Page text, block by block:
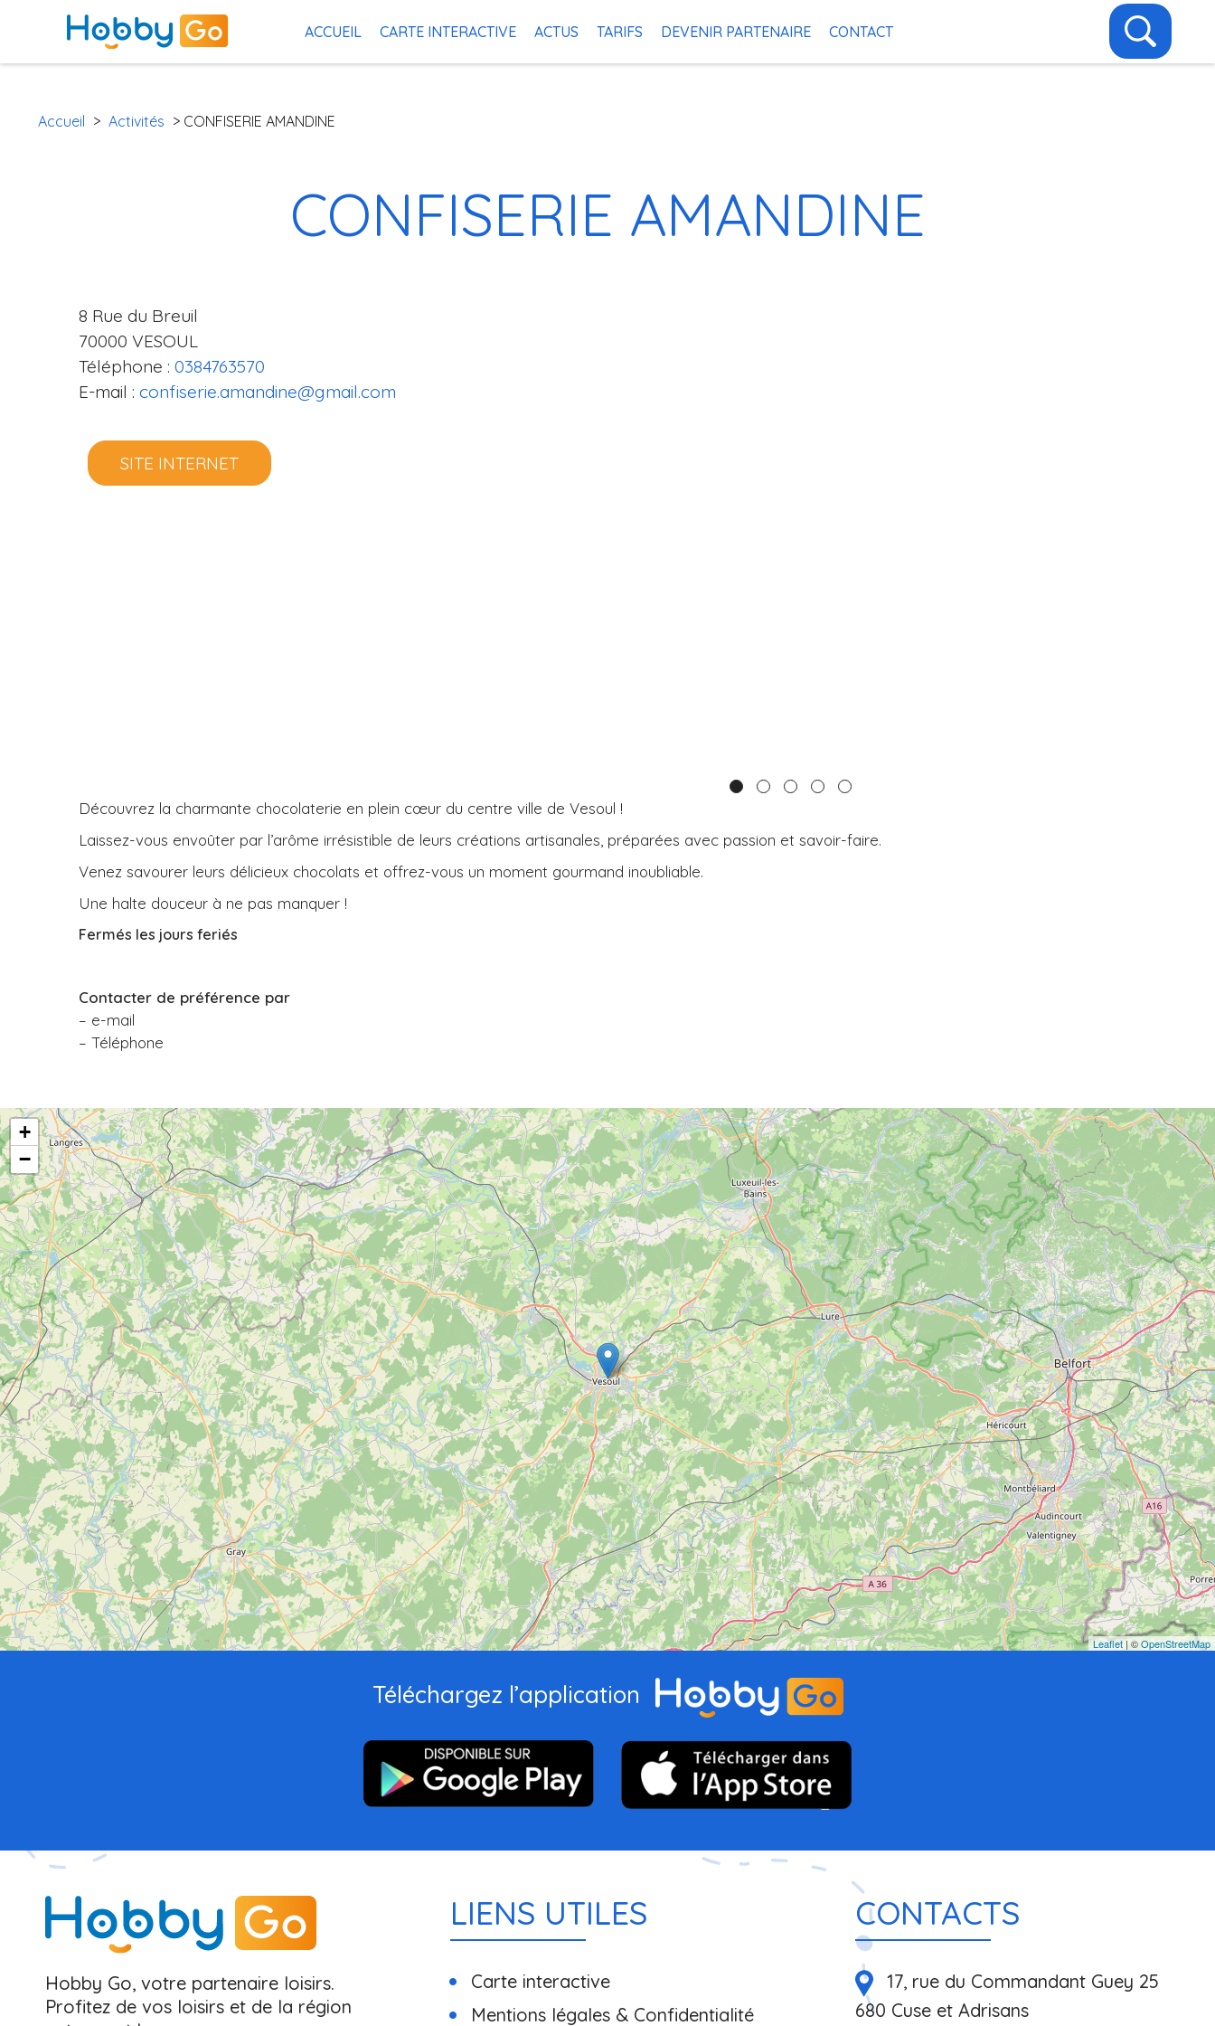
ACCUEIL CARTE INTERACTIVE ACTUS TARIFS DEVENIR PARTENAIRE CONTACT
Accueil > Activités > CONFISERIE AMANDINE
CONFISERIE AMANDINE
8 Rue du Breuil
70000 VESOUL
Téléphone : 0384763570
E-mail : confiserie.amandine@gmail.com
SITE INTERNET
Découvrez la charmante chocolaterie en plein cœur du centre ville de Vesoul !
Laissez-vous envoûter par l’arôme irrésistible de leurs créations artisanales, préparées avec passion et savoir-faire.
Venez savourer leurs délicieux chocolats et offrez-vous un moment gourmand inoubliable.
Une halte douceur à ne pas manquer !
Fermés les jours feriés
Contacter de préférence par
– e-mail
– Téléphone
+
−
Leaflet | ©OpenStreetMap
Téléchargez l’application
Hobby Go, votre partenaire loisirs.
Profitez de vos loisirs et de la région
LIENS UTILES
Carte interactive
Mentions légales & Confidentialité
CONTACTS
17, rue du Commandant Guey 25
680 Cuse et Adrisans